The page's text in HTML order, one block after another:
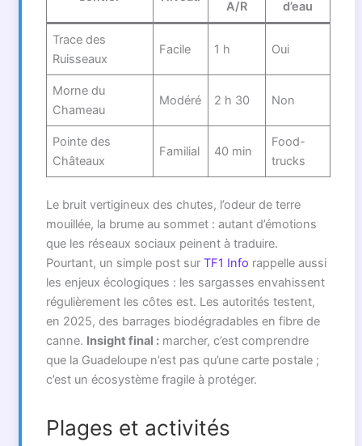
A/R
d’eau
Trace des
Ruisseaux
Facile 1 h Oui
Morne du
Chameau
Modéré 2 h 30 Non
Pointe des
Châteaux
Familial 40 min
Food-
trucks
Le bruit vertigineux des chutes, l’odeur de terre
mouillée, la brume au sommet : autant d’émotions
que les réseaux sociaux peinent à traduire.
Pourtant, un simple post sur TF1 Info rappelle aussi
les enjeux écologiques : les sargasses envahissent
régulièrement les côtes est. Les autorités testent,
en 2025, des barrages biodégradables en fibre de
canne. Insight final :marcher, c’est comprendre
que la Guadeloupe n’est pas qu’une carte postale ;
c’est un écosystème fragile à protéger.
Plages et activités